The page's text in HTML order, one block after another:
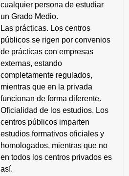
cualquier persona de estudiar
un Grado Medio.
Las prácticas. Los centros
públicos se rigen por convenios
de prácticas con empresas
externas, estando
completamente regulados,
mientras que en la privada
funcionan de forma diferente.
Oficialidad de los estudios. Los
centros públicos imparten
estudios formativos oficiales y
homologados, mientras que no
en todos los centros privados es
así.